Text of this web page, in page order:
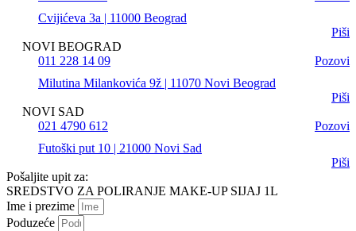
Cvijićeva 3a | 11000 Beograd
Piši
NOVI BEOGRAD
011 228 14 09
Pozovi
Milutina Milankovića 9ž | 11070 Novi Beograd
Piši
NOVI SAD
021 4790 612
Pozovi
Futoški put 10 | 21000 Novi Sad
Piši
Pošaljite upit za:
SREDSTVO ZA POLIRANJE MAKE-UP SIJAJ 1L
Ime i prezime
Poduzeće